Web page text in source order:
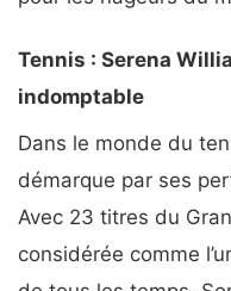
Tennis : Serena
indomptable
Dans le monde du
démarque par ses
Avec 23 titres du
considérée comme